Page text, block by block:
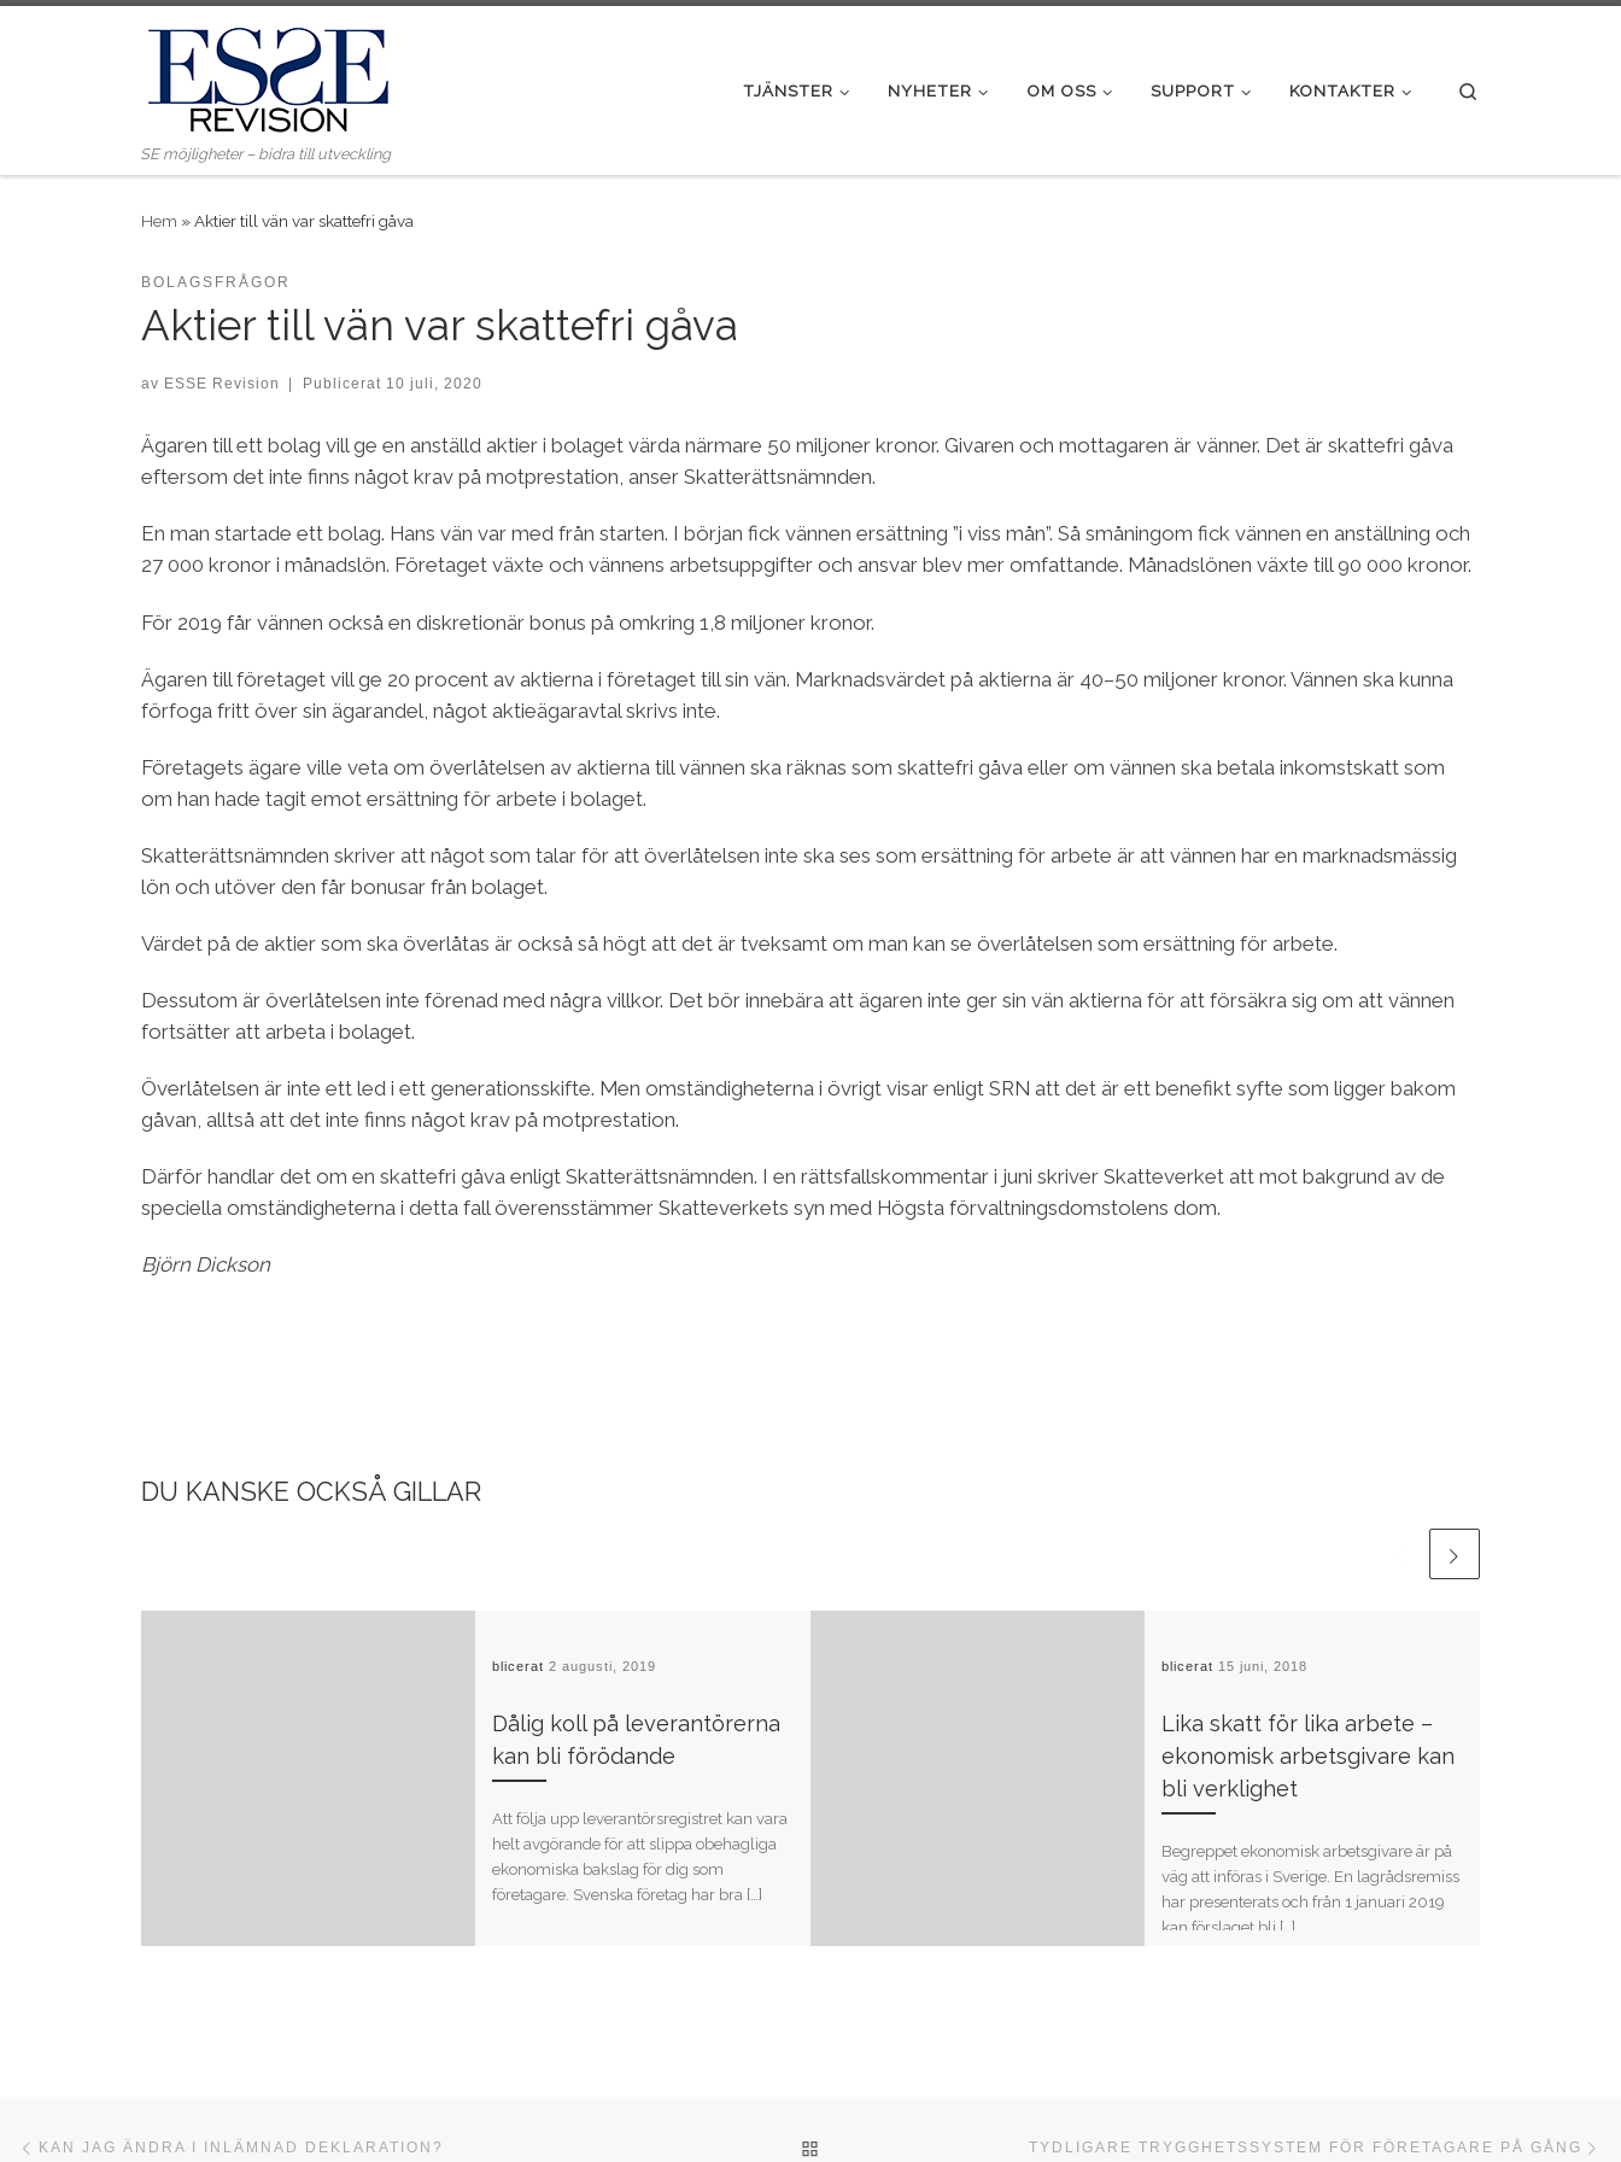
Skip to content
SE möjligheter – bidra till utveckling
TJÄNSTER NYHETER OM OSS SUPPORT KONTAKTER
Hem »Aktier till vän var skattefri gåva
BOLAGSFRÅGOR
Aktier till vän var skattefri gåva
av ESSE Revision Publicerat 10 juli, 2020
Ägaren till ett bolag vill ge en anställd aktier i bolaget värda närmare 50 miljoner kronor. Givaren och mottagaren är vänner. Det är skattefri gåva
eftersom det inte finns något krav på motprestation, anser Skatterättsnämnden.
En man startade ett bolag. Hans vän var med från starten. I början fick vännen ersättning ”i viss mån”. Så småningom fick vännen en anställning och
27 000 kronor i månadslön. Företaget växte och vännens arbetsuppgifter och ansvar blev mer omfattande. Månadslönen växte till 90 000 kronor.
För 2019 får vännen också en diskretionär bonus på omkring 1,8 miljoner kronor.
Ägaren till företaget vill ge 20 procent av aktierna i företaget till sin vän. Marknadsvärdet på aktierna är 40–50 miljoner kronor. Vännen ska kunna
förfoga fritt över sin ägarandel, något aktieägaravtal skrivs inte.
Företagets ägare ville veta om överlåtelsen av aktierna till vännen ska räknas som skattefri gåva eller om vännen ska betala inkomstskatt som
om han hade tagit emot ersättning för arbete i bolaget.
Skatterättsnämnden skriver att något som talar för att överlåtelsen inte ska ses som ersättning för arbete är att vännen har en marknadsmässig
lön och utöver den får bonusar från bolaget.
Värdet på de aktier som ska överlåtas är också så högt att det är tveksamt om man kan se överlåtelsen som ersättning för arbete.
Dessutom är överlåtelsen inte förenad med några villkor. Det bör innebära att ägaren inte ger sin vän aktierna för att försäkra sig om att vännen
fortsätter att arbeta i bolaget.
Överlåtelsen är inte ett led i ett generationsskifte. Men omständigheterna i övrigt visar enligt SRN att det är ett benefikt syfte som ligger bakom
gåvan, alltså att det inte finns något krav på motprestation.
Därför handlar det om en skattefri gåva enligt Skatterättsnämnden. I en rättsfallskommentar i juni skriver Skatteverket att mot bakgrund av de
speciella omständigheterna i detta fall överensstämmer Skatteverkets syn med Högsta förvaltningsdomstolens dom.
Björn Dickson
DU KANSKE OCKSÅ GILLAR
Publicerat 2 augusti, 2019
Dålig koll på leverantörerna
kan bli förödande
Att följa upp leverantörsregistret kan vara
helt avgörande för att slippa obehagliga
ekonomiska bakslag för dig som
företagare. Svenska företag har bra […]
Publicerat 15 juni, 2018
Lika skatt för lika arbete –
ekonomisk arbetsgivare kan
bli verklighet
Begreppet ekonomisk arbetsgivare är på
väg att införas i Sverige. En lagrådsremiss
har presenterats och från 1 januari 2019
kan förslaget bli […]
Inläggsnavigering
KAN JAG ÄNDRA I INLÄMNAD DEKLARATION? TILLBAKA TILL INLÄGGSLISTATYDLIGARE TRYGGHETSSYSTEM FÖR FÖRETAGARE PÅ GÅNG